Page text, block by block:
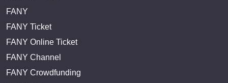
FANY
FANY Ticket
FANY Online Ticket
FANY Channel
FANY Crowdfunding